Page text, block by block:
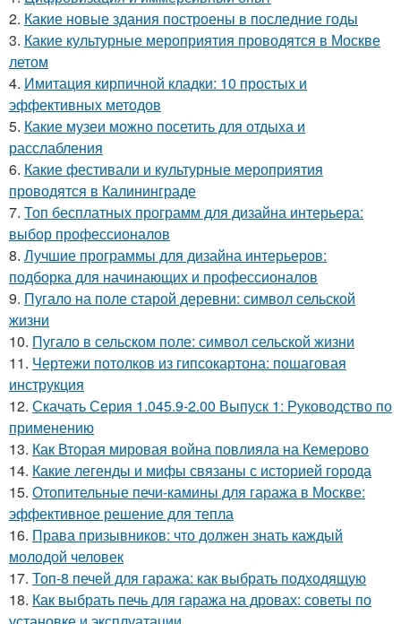
2. Какие новые здания построены в последние годы
3. Какие культурные мероприятия проводятся в Москве
летом
4. Имитация кирпичной кладки: 10 простых и
эффективных методов
5. Какие музеи можно посетить для отдыха и
расслабления
6. Какие фестивали и культурные мероприятия
проводятся в Калининграде
7. Топ бесплатных программ для дизайна интерьера:
выбор профессионалов
8. Лучшие программы для дизайна интерьеров:
подборка для начинающих и профессионалов
9. Пугало на поле старой деревни: символ сельской
жизни
10. Пугало в сельском поле: символ сельской жизни
11. Чертежи потолков из гипсокартона: пошаговая
инструкция
12. Скачать Серия 1.045.9-2.00 Выпуск 1: Руководство по
применению
13. Как Вторая мировая война повлияла на Кемерово
14. Какие легенды и мифы связаны с историей города
15. Отопительные печи-камины для гаража в Москве:
эффективное решение для тепла
16. Права призывников: что должен знать каждый
молодой человек
17. Топ-8 печей для гаража: как выбрать подходящую
18. Как выбрать печь для гаража на дровах: советы по